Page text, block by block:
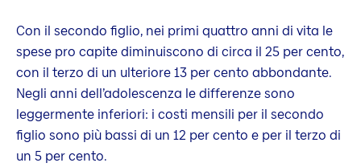
Con il secondo figlio, nei primi quattro anni di vita le
spese pro capite diminuiscono di circa il 25 per cento,
con il terzo di un ulteriore 13 per cento abbondante.
Negli anni dell’adolescenza le differenze sono
leggermente inferiori: i costi mensili per il secondo
figlio sono più bassi di un 12 per cento e per il terzo di
un 5 per cento.